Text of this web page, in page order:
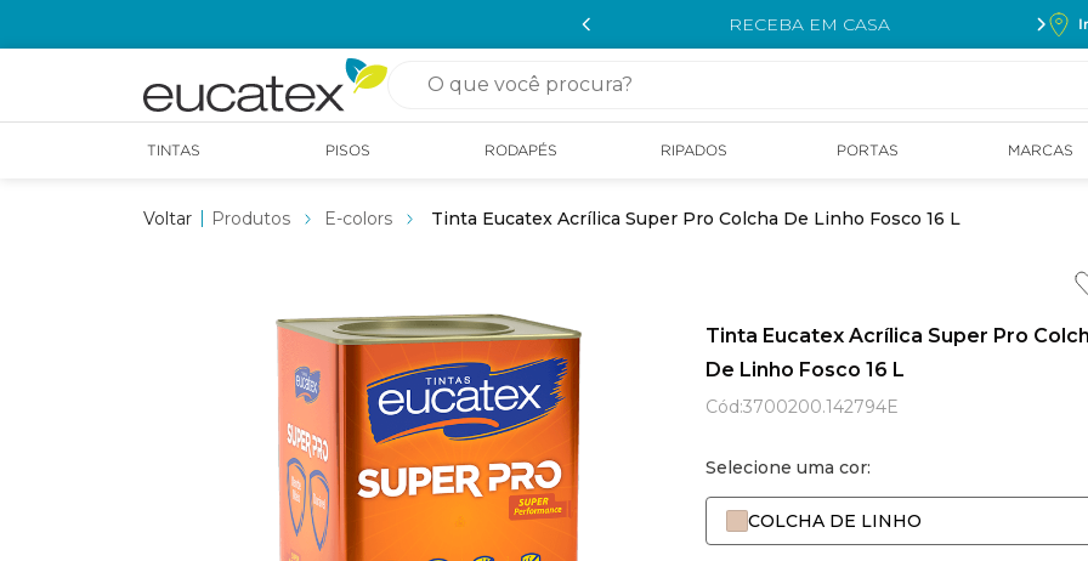
RECEBA EM CASA
O que você procura?
TINTAS PISOS RODAPÉS RIPADOS PORTAS MARCAS
Produtos E-colors Tinta Eucatex Acrílica Super Pro Colcha De Linho Fosco 16 L
Tinta Eucatex Acrílica Super Pro
De Linho Fosco 16 L
Cód:3700200.142794E
Selecione uma cor:
COLCHA DE LINHO